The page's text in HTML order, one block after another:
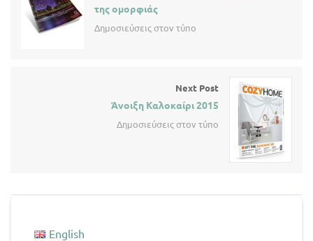
της ομορφιάς
Δημοσιεύσεις στον τύπο
Next Post
Άνοιξη Καλοκαίρι 2015
Δημοσιεύσεις στον τύπο
English